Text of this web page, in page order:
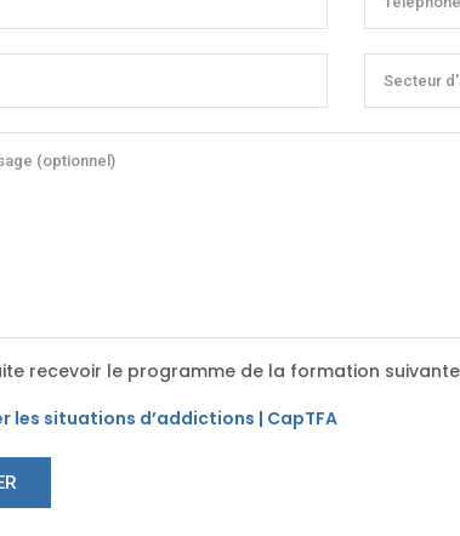
recevoir le programme de la formation
les situations d’addictions | CapTFA